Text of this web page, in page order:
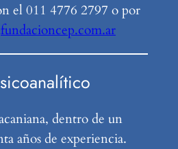
el 011 4776 2797 o por
dentro de un
años de experiencia.